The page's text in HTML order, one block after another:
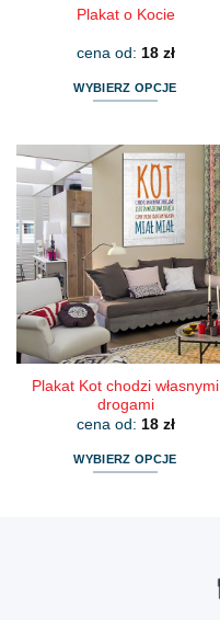
Plakat o Kocie
cena od: 18 zł
WYBIERZ OPCJE
ma
wiele
wariantów.
Opcje
można
wybrać
na
stronie
produktu
Plakat Kot chodzi własnymi
drogami
cena od: 18 zł
WYBIERZ OPCJE